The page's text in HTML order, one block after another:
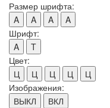
Размер шрифта:
A
A A
A
Шрифт:
A
T
Цвет:
Ц
Ц Ц Ц
Ц
Изображения:
ВЫКЛ
ВКЛ